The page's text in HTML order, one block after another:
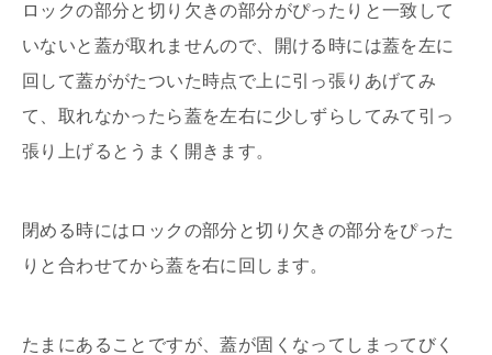
ロックの部分と切り欠きの部分がぴったりと一致して
いないと蓋が取れませんので、開ける時には蓋を左に
回して蓋ががたついた時点で上に引っ張りあげてみ
て、取れなかったら蓋を左右に少しずらしてみて引っ
張り上げるとうまく開きます。
閉める時にはロックの部分と切り欠きの部分をぴった
りと合わせてから蓋を右に回します。
たまにあることですが、蓋が固くなってしまってびく